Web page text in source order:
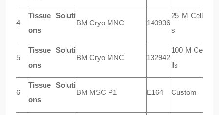
4
Tissue Soluti
ons
BM Cryo MNC 140936
25 M Cell
s
5
Tissue Soluti
ons
BM Cryo MNC 132942
100 M Ce
lls
6
Tissue Soluti
ons
BM MSC P1 E164 Custom